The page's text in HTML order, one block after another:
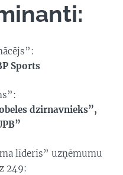
Sports
dzirnavnieks”,
līderis” uzņēmumu
249: